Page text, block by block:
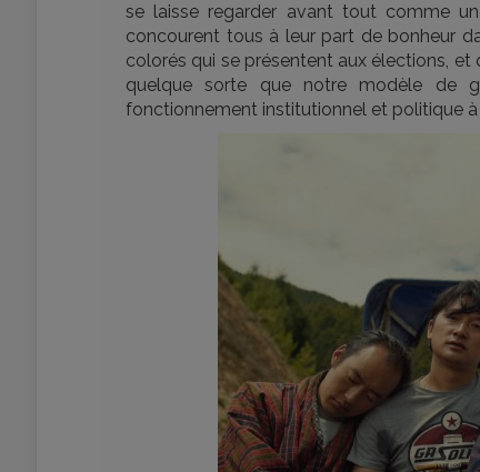
se laisse regarder avant tout comme
concourent tous à leur part de bonheur
colorés qui se présentent aux élections,
quelque sorte que notre modèle de
fonctionnement institutionnel et politique